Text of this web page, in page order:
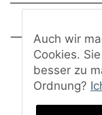
Auch wir
Cookies.
besser zu
Ordnung?